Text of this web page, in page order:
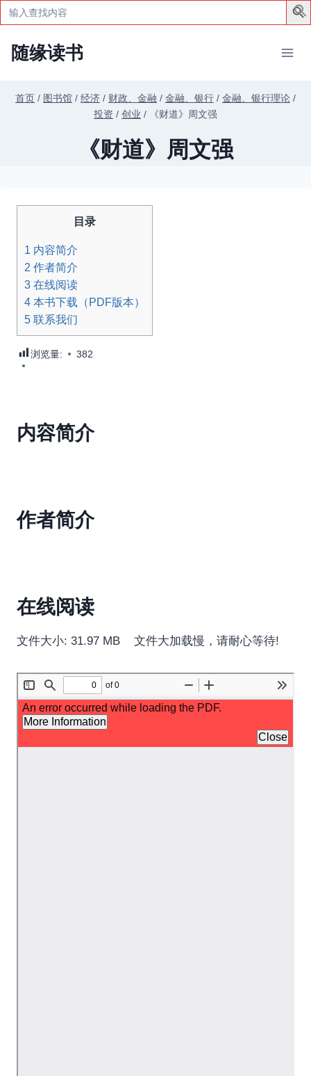
Search
for:
随缘读书
首页 / 图书馆 / 经济 / 财政、金融 / 金融、银行 / 金融、银行理论 /
投资 / 创业 / 《财道》周文强
《财道》周文强
目录
1 内容简介
2 作者简介
3 在线阅读
4 本书下载（PDF版本）
5 联系我们
浏览量: 382
内容简介
作者简介
在线阅读
文件大小: 31.97 MB 文件大加载慢，请耐心等待!